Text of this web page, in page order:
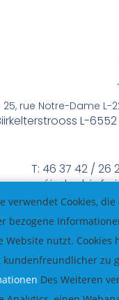
25, rue Notre-Dame L-
Biirkelterstrooss L-
T: 46 37 42 / 26
méindes bis
verwendet Cookies, die
bezogene
Website nutzt. Cookies
kundenfreundlicher zu
Des Weiteren